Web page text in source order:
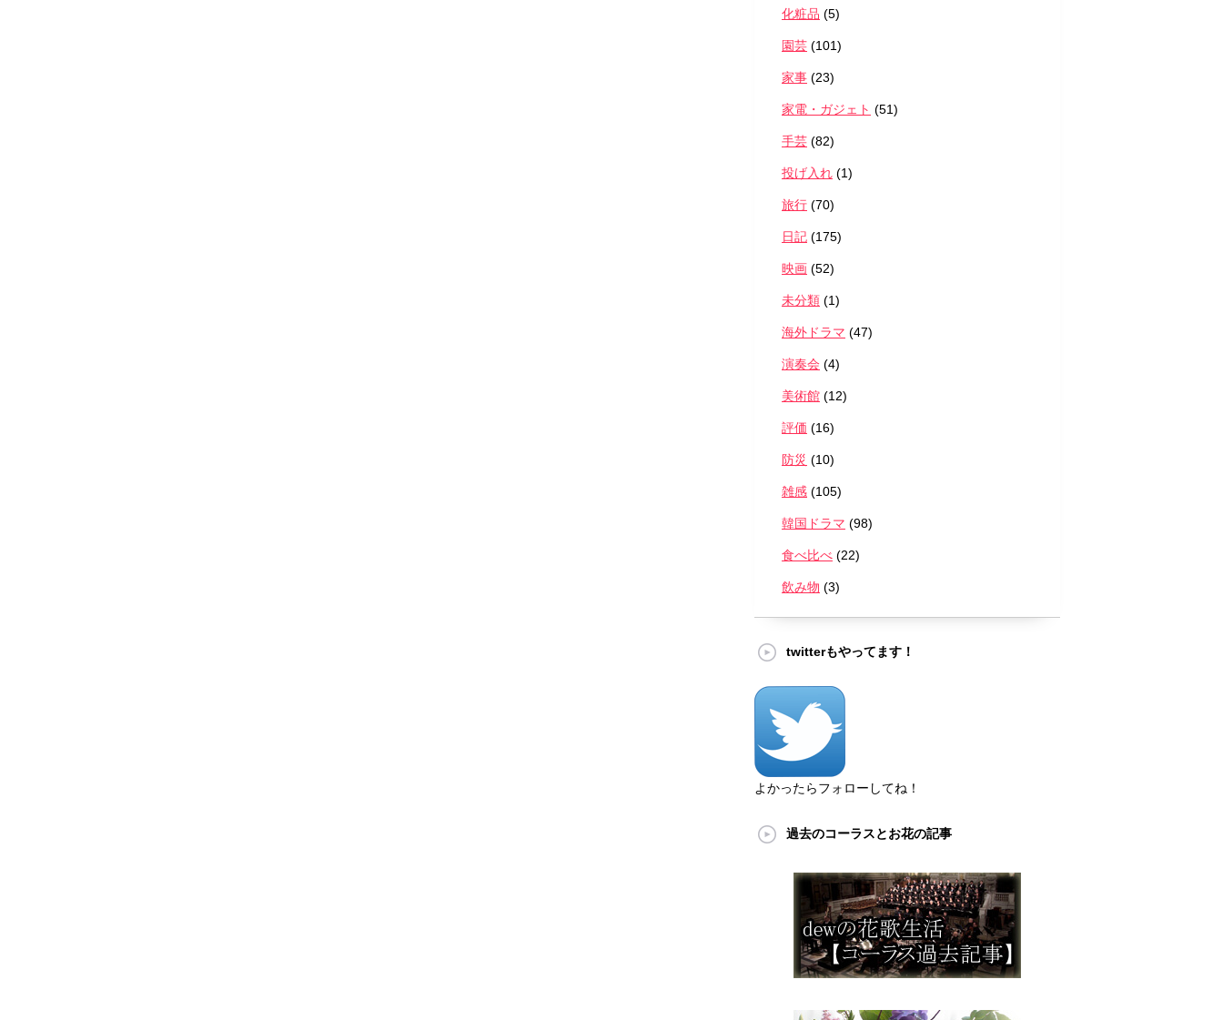
化粧品 (5)
園芸 (101)
家事 (23)
家電・ガジェト (51)
手芸 (82)
投げ入れ (1)
旅行 (70)
日記 (175)
映画 (52)
未分類 (1)
海外ドラマ (47)
演奏会 (4)
美術館 (12)
評価 (16)
防災 (10)
雑感 (105)
韓国ドラマ (98)
食べ比べ (22)
飲み物 (3)
twitterもやってます！
よかったらフォローしてね！
過去のコーラスとお花の記事